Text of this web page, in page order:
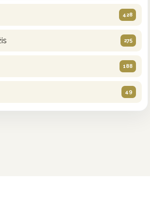
428
275
188
49